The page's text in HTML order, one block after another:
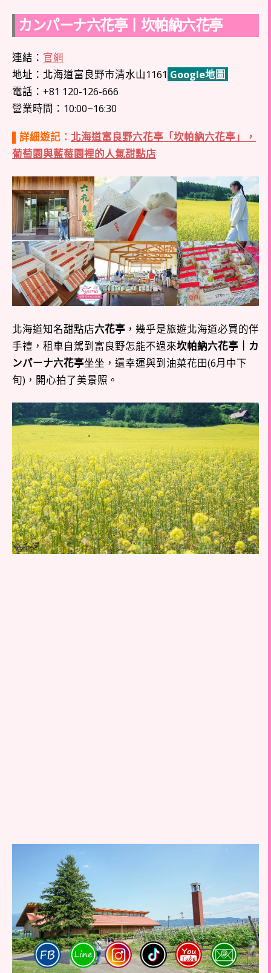
カンパーナ六花亭丨坎帕納六花亭
連結： 官網
地址：北海道富良野市清水山1161 Google地圖
電話：+81 120-126-666
營業時間：10:00~16:30
▌詳細遊記： 北海道富良野六花亭「坎帕納六花亭」，
葡萄園與藍莓園裡的人氣甜點店
北海道知名甜點店六花亭 ，幾乎是旅遊北海道必買的伴
手禮，租車自駕到富良野怎能不過來坎帕納六花亭｜カ
ンパーナ六花亭坐坐，還幸運與到油菜花田(6月中下
旬)，開心拍了美景照。